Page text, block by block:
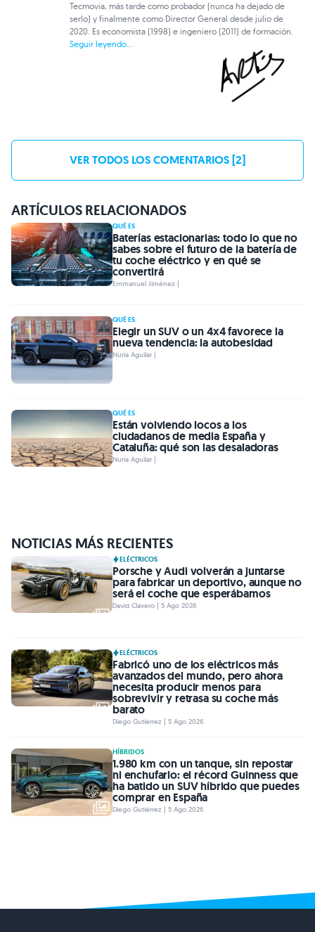
Tecmovia, más tarde como probador (nunca ha dejado de
serlo) y finalmente como Director General desde julio de
2020. Es economista (1998) e ingeniero (2011) de formación.
Seguir leyendo...
VER TODOS LOS COMENTARIOS [2]
ARTÍCULOS RELACIONADOS
QUÉ ES
Baterías estacionarias: todo lo que no
sabes sobre el futuro de la batería de
tu coche eléctrico y en qué se
convertirá
Emmanuel Jiménez |
QUÉ ES
Elegir un SUV o un 4x4 favorece la
nueva tendencia: la autobesidad
Nuria Aguilar |
QUÉ ES
Están volviendo locos a los
ciudadanos de media España y
Cataluña: qué son las desaladoras
Nuria Aguilar |
NOTICIAS MÁS RECIENTES
ELÉCTRICOS
Porsche y Audi volverán a juntarse
para fabricar un deportivo, aunque no
será el coche que esperábamos
David Clavero | 5 Ago 2026
ELÉCTRICOS
Fabricó uno de los eléctricos más
avanzados del mundo, pero ahora
necesita producir menos para
sobrevivir y retrasa su coche más
barato
Diego Gutiérrez | 5 Ago 2026
HÍBRIDOS
1.980 km con un tanque, sin repostar
ni enchufarlo: el récord Guinness que
ha batido un SUV híbrido que puedes
comprar en España
Diego Gutiérrez | 5 Ago 2026